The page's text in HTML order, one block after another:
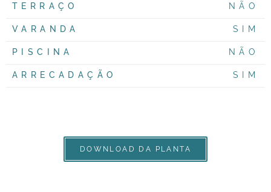
TERRAÇO NÃO
VARANDA SIM
PISCINA NÃO
ARRECADAÇÃO SIM
DOWNLOAD DA PLANTA